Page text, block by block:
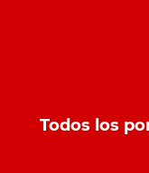
Todos los